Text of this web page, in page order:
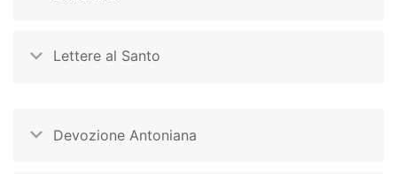
Lettere al Santo
Devozione Antoniana